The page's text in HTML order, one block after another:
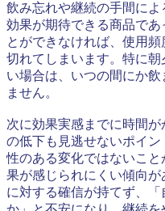
飲み忘れや継続の手間に
効果が期待できる商品で
とができなければ、使用
切れてしまいます。特に
い場合は、いつの間にか
ません。
次に効果実感までに時間
の低下も見逃せないポイ
性のある変化ではないこ
果が感じられにくい傾向
に対する確信が持てず、